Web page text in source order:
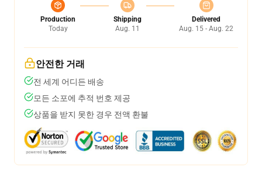
Production
Today
Shipping
Aug. 11
Delivered
Aug. 15 - Aug. 22
안전한 거래
전 세계 어디든 배송
모든 소포에 추적 번호 제공
상품을 받지 못한 경우 전액 환불